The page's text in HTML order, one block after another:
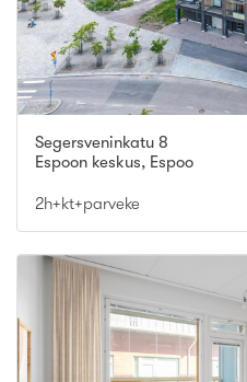
Segersveninkatu 8
Espoon keskus, Espoo
2h+kt+parveke